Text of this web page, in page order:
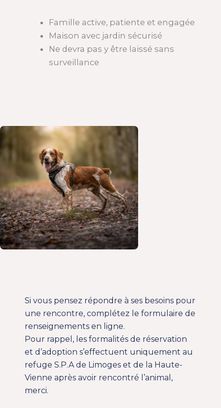
Famille active, patiente et engagée
Maison avec jardin sécurisé
Ne devra pas y être laissé sans
surveillance
Si vous pensez répondre à ses besoins pour
une rencontre, complétez le formulaire de
renseignements en ligne.
Pour rappel, les formalités de réservation
et d’adoption s’effectuent uniquement au
refuge S.P.A de Limoges et de la Haute-
Vienne après avoir rencontré l’animal,
merci.